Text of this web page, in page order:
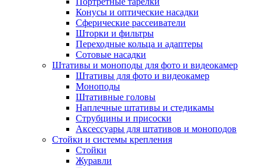
Конусы и оптические насадки
Сферические рассеиватели
Шторки и фильтры
Переходные кольца и адаптеры
Сотовые насадки
Штативы и моноподы для фото и видеокамер
Штативы для фото и видеокамер
Моноподы
Штативные головы
Наплечные штативы и стедикамы
Струбцины и присоски
Аксессуары для штативов и моноподов
Стойки и системы крепления
Стойки
Журавли